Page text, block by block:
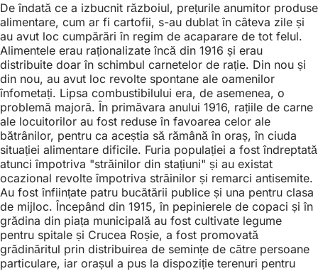
De îndată ce a izbucnit războiul, prețurile anumitor produse
alimentare, cum ar fi cartofii, s-au dublat în câteva zile și
au avut loc cumpărări în regim de acaparare de tot felul.
Alimentele erau raționalizate încă din 1916 și erau
distribuite doar în schimbul carnetelor de rație. Din nou și
din nou, au avut loc revolte spontane ale oamenilor
înfometați. Lipsa combustibilului era, de asemenea, o
problemă majoră. În primăvara anului 1916, rațiile de carne
ale locuitorilor au fost reduse în favoarea celor ale
bătrânilor, pentru ca aceștia să rămână în oraș, în ciuda
situației alimentare dificile. Furia populației a fost îndreptată
atunci împotriva "străinilor din stațiuni" și au existat
ocazional revolte împotriva străinilor și remarci antisemite.
Au fost înființate patru bucătării publice și una pentru clasa
de mijloc. Începând din 1915, în pepinierele de copaci și în
grădina din piața municipală au fost cultivate legume
pentru spitale și Crucea Roșie, a fost promovată
grădinăritul prin distribuirea de semințe de către persoane
particulare, iar orașul a pus la dispoziție terenuri pentru